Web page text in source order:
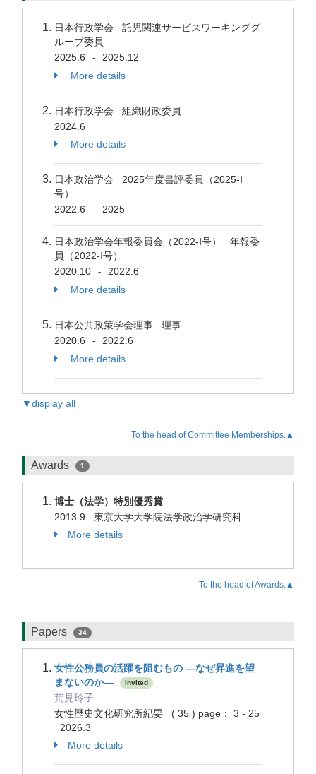
日本行政学会 託児関連サービスワーキンググ
ループ委員
2025.6
-
2025.12
More details
日本行政学会 組織財政委員
2024.6
More details
日本政治学会 2025年度書評委員（2025-Ⅰ
号）
2022.6
- 2025
日本政治学会年報委員会（2022-Ⅰ号） 年報委
員（2022-Ⅰ号）
2020.10
-
2022.6
More details
日本公共政策学会理事 理事
2020.6
-
2022.6
More details
▼display all
To the head of Committee Memberships.▲
Awards 1
博士（法学）特別優秀賞
2013.9 東京大学大学院法学政治学研究科
More details
To the head of Awards.▲
Papers 34
女性公務員の活躍を阻むもの ―なぜ昇進を望
まないのか―
Invited
荒見玲子
女性歴史文化研究所紀要 ( 35 ) page： 3 - 25
2026.3
More details